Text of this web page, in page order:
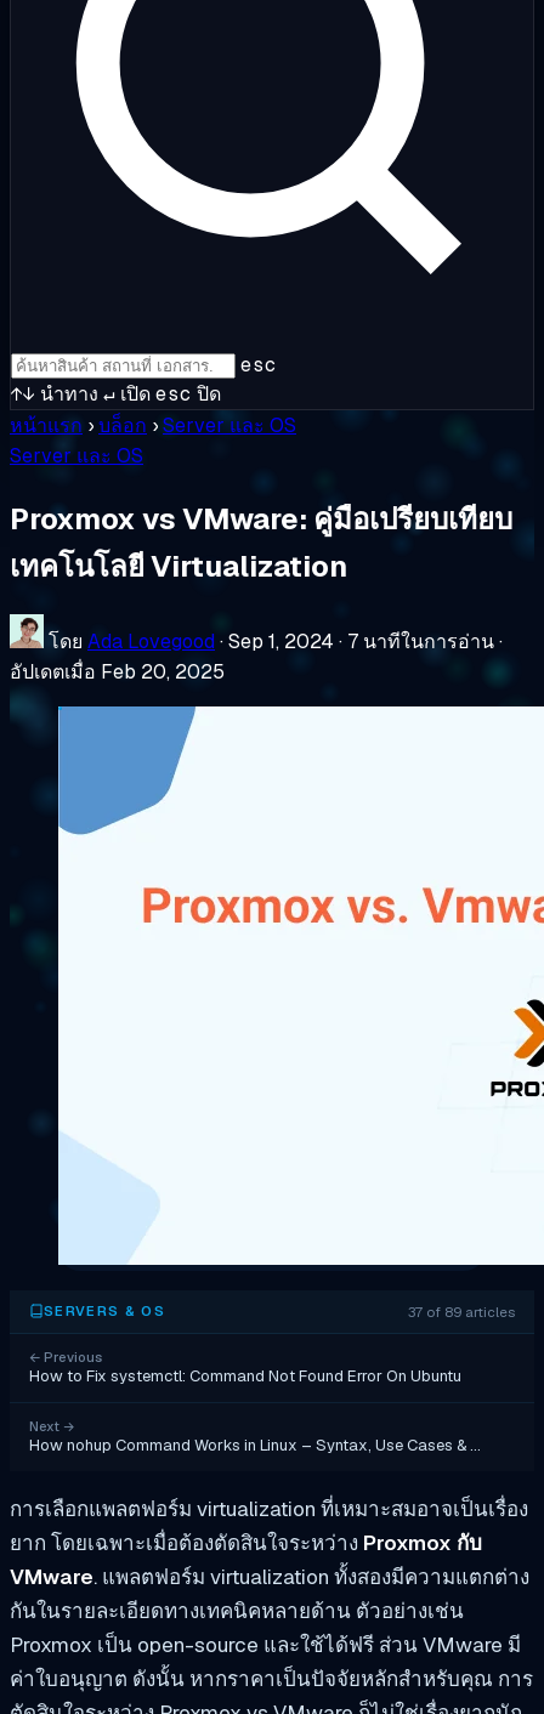
esc
↑↓ นำทาง ↵ เปิดesc ปิด
หน้าแรก ›บล็อก ›Server และ OS
Server และ OS
Proxmox vs VMware: คู่มือเปรียบเทียบ
เทคโนโลยี Virtualization
โดย Ada Lovegood ·Sep 1, 2024 · 7 นาทีในการอ่าน·
อัปเดตเมื่อ Feb 20, 2025
SERVERS & OS 37 of 89 articles
← Previous
How to Fix systemctl: Command Not Found Error On Ubuntu
Next →
How nohup Command Works in Linux – Syntax, Use Cases & …
การเลือกแพลตฟอร์ม virtualization ที่เหมาะสมอาจเป็นเรื่อง
ยาก โดยเฉพาะเมื่อต้องตัดสินใจระหว่าง Proxmox กับ
VMware. แพลตฟอร์ม virtualization ทั้งสองมีความแตกต่าง
กันในรายละเอียดทางเทคนิคหลายด้าน ตัวอย่างเช่น
Proxmox เป็น open-source และใช้ได้ฟรี ส่วน VMware มี
ค่าใบอนุญาต ดังนั้น หากราคาเป็นปัจจัยหลักสำหรับคุณ การ